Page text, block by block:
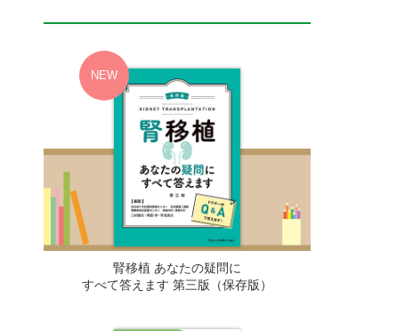
腎移植 あなたの疑問に
すべて答えます 第三版（保存版）